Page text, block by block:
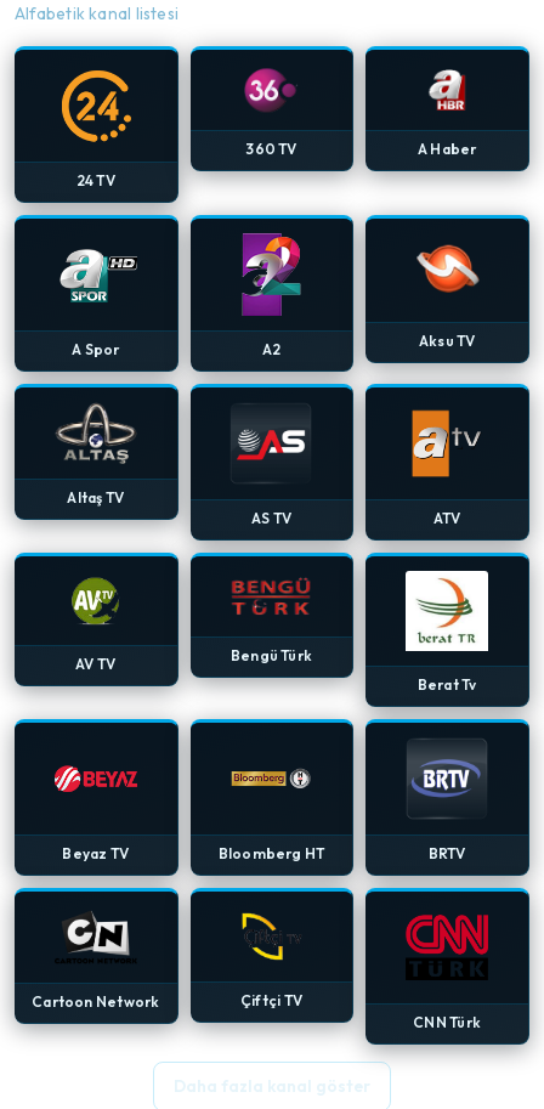
Alfabetik kanal listesi
24 TV
360 TV A Haber
A Spor A2 Aksu TV
Altaş TV
AS TV
ATV
AV TV
Bengü Türk
Berat Tv
Beyaz TV Bloomberg HT BRTV
Cartoon Network
Çiftçi TV
CNN Türk
Daha fazla kanal göster